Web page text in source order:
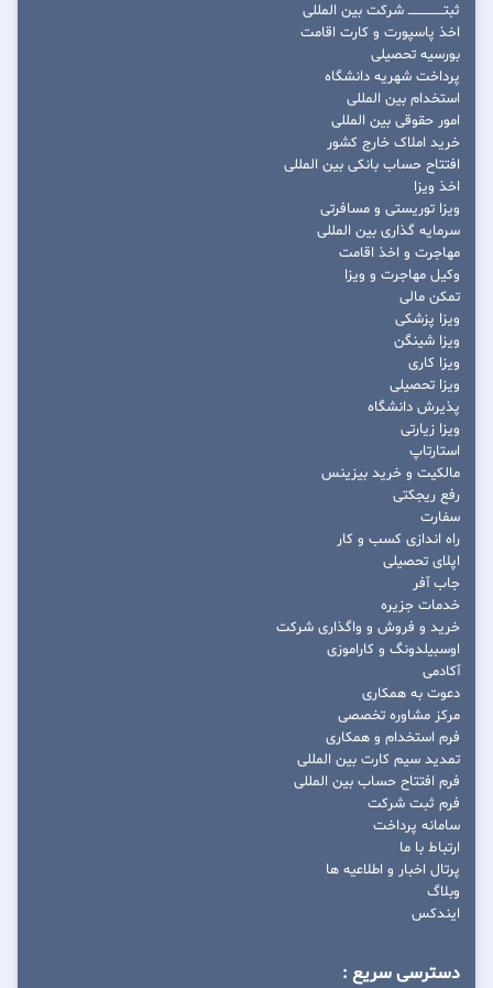
ثبتــــــــــــــــ شرکت بین المللی
اخذ پاسپورت و کارت اقامت
بورسیه تحصیلی
پرداخت شهریه دانشگاه
استخدام بین المللی
امور حقوقی بین المللی
خرید املاک خارج کشور
افتتاح حساب بانکی بین المللی
اخذ ویزا
ویزا توریستی و مسافرتی
سرمایه گذاری بین المللی
مهاجرت و اخذ اقامت
وکیل مهاجرت و ویزا
تمکن مالی
ویزا پزشکی
ویزا شینگن
ویزا کاری
ویزا تحصیلی
پذیرش دانشگاه
ویزا زیارتی
استارتاپ
مالکیت و خرید بیزینس
رفع ریجکتی
سفارت
راه اندازی کسب و کار
اپلای تحصیلی
جاب آفر
خدمات جزیره
خرید و فروش و واگذاری شرکت
اوسبیلدونگ و کاراموزی
آکادمی
دعوت به همکاری
مرکز مشاوره تخصصی
فرم استخدام و همکاری
تمدید سیم کارت بین المللی
فرم افتتاح حساب بین المللی
فرم ثبت شرکت
سامانه پرداخت
ارتباط با ما
پرتال اخبار و اطلاعیه ها
وبلاگ
ایندکس
دسترسی سریع :